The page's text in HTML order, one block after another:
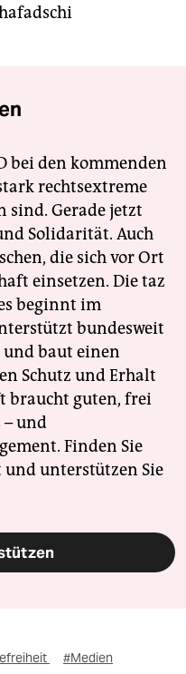
bei den kommenden
rechtsextreme
sind. Gerade jetzt
Solidarität. Auch
die sich vor Ort
einsetzen. Die taz
beginnt im
bundesweit
baut einen
Schutz und Erhalt
braucht guten, frei
und
Finden Sie
und unterstützen Sie
#Medien